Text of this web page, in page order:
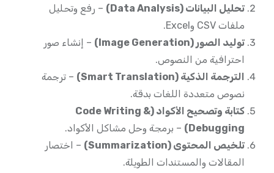
تحليل البيانات (Data Analysis)
– رفع وتحليل
ملفات CSV وExcel.
توليد الصور (Image Generation)
– إنشاء صور
احترافية من النصوص.
الترجمة الذكية (Smart Translation)
– ترجمة
نصوص متعددة اللغات بدقة.
كتابة وتصحيح الأكواد (Code Writing &
Debugging)
– برمجة وحل مشاكل الأكواد.
تلخيص المحتوى (Summarization)
– اختصار
المقالات والمستندات الطويلة.